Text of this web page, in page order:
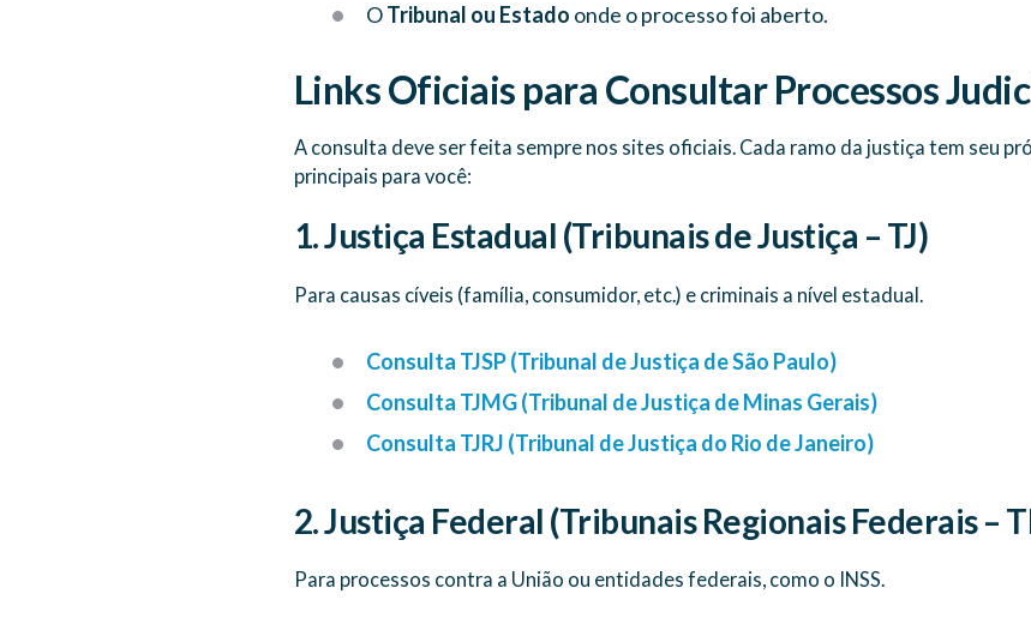
OTribunal ou Estado onde o processo foi aberto.
Links Oficiais para Consultar Processos
A consulta deve ser feita sempre nos sites oficiais. Cada ramo da justiça tem seu
principais para você:
1. Justiça Estadual (Tribunais de Justiça – TJ)
Para causas cíveis (família, consumidor, etc.) e criminais a nível estadual.
Consulta TJSP (Tribunal de Justiça de São Paulo)
Consulta TJMG (Tribunal de Justiça de Minas Gerais)
Consulta TJRJ (Tribunal de Justiça do Rio de Janeiro)
2. Justiça Federal (Tribunais Regionais Federais –
Para processos contra a União ou entidades federais, como o INSS.